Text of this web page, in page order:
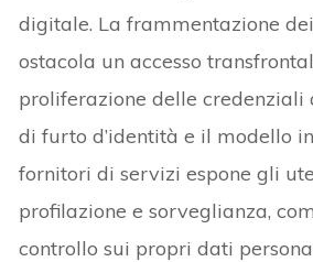
digitale. La frammentazione
ostacola un accesso
proliferazione delle credenziali
di furto d’identità e il modello
fornitori di servizi espone gli
profilazione e sorveglianza,
controllo sui propri dati